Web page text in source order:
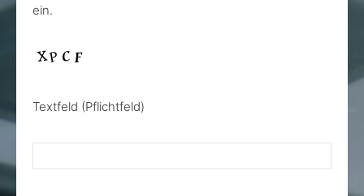
ein.
Textfeld (Pflichtfeld)